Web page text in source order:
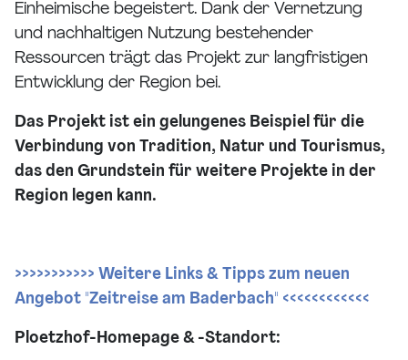
Einheimische begeistert. Dank der Vernetzung
und nachhaltigen Nutzung bestehender
Ressourcen trägt das Projekt zur langfristigen
Entwicklung der Region bei.
Das Projekt ist ein gelungenes Beispiel für die
Verbindung von Tradition, Natur und Tourismus,
das den Grundstein für weitere Projekte in der
Region legen kann.
>>>>>>>>>>> Weitere Links & Tipps zum neuen
Angebot "Zeitreise am Baderbach" <<<<<<<<<<<<
Ploetzhof-Homepage & -Standort: